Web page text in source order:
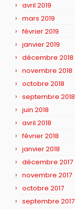
avril 2019
mars 2019
février 2019
janvier 2019
décembre 2018
novembre 2018
octobre 2018
septembre 2018
juin 2018
avril 2018
février 2018
janvier 2018
décembre 2017
novembre 2017
octobre 2017
septembre 2017